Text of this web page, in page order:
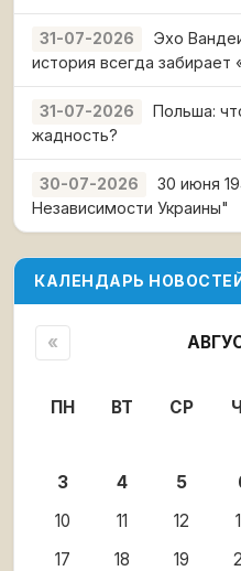
31-07-2026
Эхо
история всегда
31-07-2026
Польша:
жадность?
30-07-2026
30 июня
Независимости Украины"
КАЛЕНДАРЬ
«
ПН ВТ СР
3
4 5
10
11 12
17
18 19